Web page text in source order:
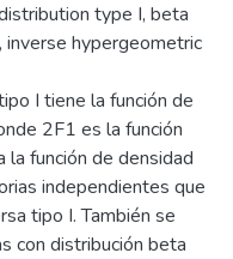
type I, beta
hypergeometric
I tiene la función de
2F1 es la función
la función de densidad
independientes que
tipo I. También se
con distribución beta